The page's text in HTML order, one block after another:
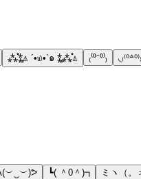
⁂̊⁑̥⍋ ´•௰•`๑ ⁑̥⁂̊⍋ ₍⁽⁰⁻⁰⁾₎
┗( ＾0＾)┓ ミヽ（。